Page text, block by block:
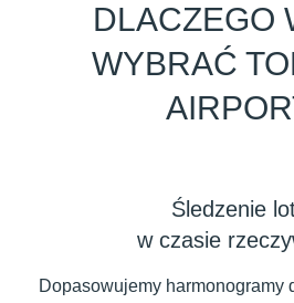
DLACZEGO
WYBRAĆ
Śledzenie
w czasie
Dopasowujemy harmonogramy